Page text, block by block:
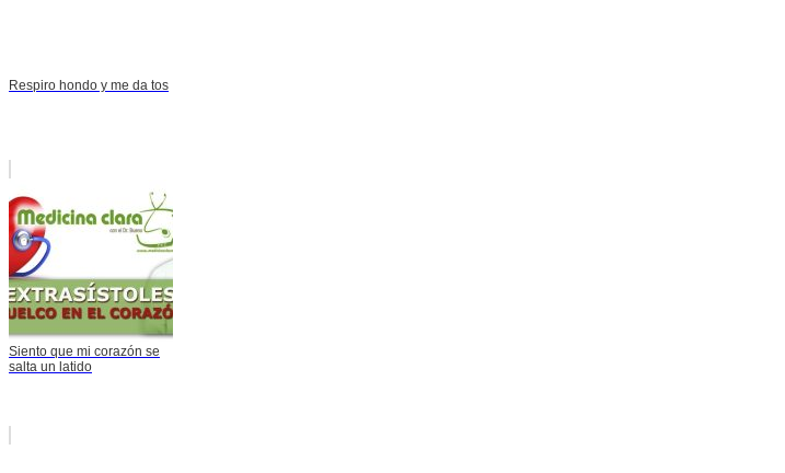
Respiro hondo y me da tos
Siento que mi corazón se
salta un latido